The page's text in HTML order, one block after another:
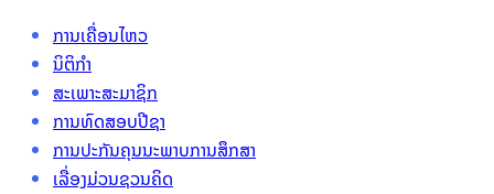
ການເຄື່ອນໄຫວ
ນິຕິກໍາ
ສະເພາະສະມາຊິກ
ການທົດສອບປີຊາ
ການປະກັນຄຸນນະພາບການສຶກສາ
ເລື່ອງມ່ວນຊວນຄິດ